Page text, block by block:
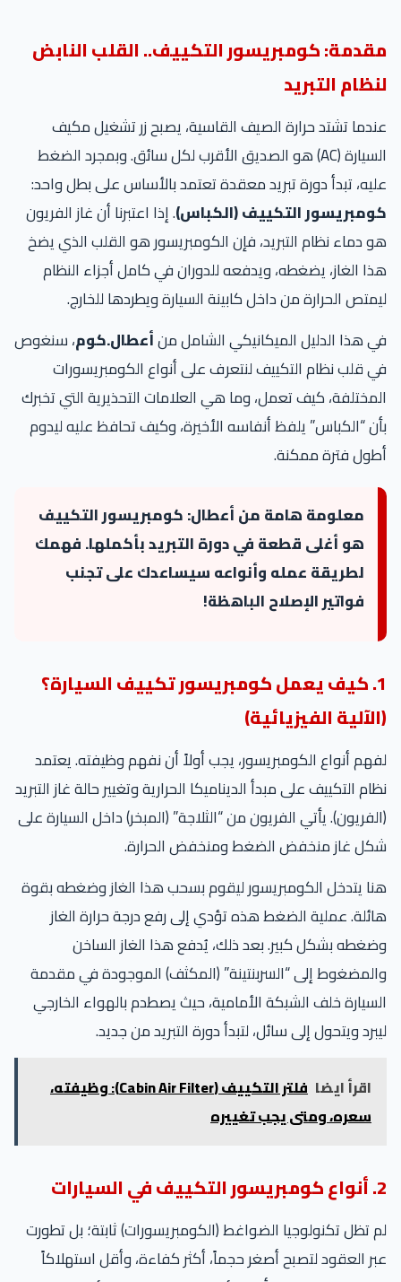
مقدمة: كومبريسور التكييف.. القلب النابض
لنظام التبريد
عندما تشتد حرارة الصيف القاسية، يصبح زر تشغيل مكيف
السيارة (AC) هو الصديق الأقرب لكل سائق. وبمجرد الضغط
عليه، تبدأ دورة تبريد معقدة تعتمد بالأساس على بطل واحد:
كومبريسور التكييف (الكباس). إذا اعتبرنا أن غاز الفريون
هو دماء نظام التبريد، فإن الكومبريسور هو القلب الذي يضخ
هذا الغاز، يضغطه، ويدفعه للدوران في كامل أجزاء النظام
ليمتص الحرارة من داخل كابينة السيارة ويطردها للخارج.
في هذا الدليل الميكانيكي الشامل منأعطال.كوم، سنغوص
في قلب نظام التكييف لنتعرف على أنواع الكومبريسورات
المختلفة، كيف تعمل، وما هي العلامات التحذيرية التي تخبرك
بأن “الكباس” يلفظ أنفاسه الأخيرة، وكيف تحافظ عليه ليدوم
أطول فترة ممكنة.
معلومة هامة من أعطال: كومبريسور التكييف
هو أغلى قطعة في دورة التبريد بأكملها. فهمك
لطريقة عمله وأنواعه سيساعدك على تجنب
فواتير الإصلاح الباهظة!
1. كيف يعمل كومبريسور تكييف السيارة؟
(الآلية الفيزيائية)
لفهم أنواع الكومبريسور، يجب أولاً أن نفهم وظيفته. يعتمد
نظام التكييف على مبدأ الديناميكا الحرارية وتغيير حالة غاز التبريد
(الفريون). يأتي الفريون من “الثلاجة” (المبخر) داخل السيارة على
شكل غاز منخفض الضغط ومنخفض الحرارة.
هنا يتدخل الكومبريسور ليقوم بسحب هذا الغاز وضغطه بقوة
هائلة. عملية الضغط هذه تؤدي إلى رفع درجة حرارة الغاز
وضغطه بشكل كبير. بعد ذلك، يُدفع هذا الغاز الساخن
والمضغوط إلى “السربنتينة” (المكثف) الموجودة في مقدمة
السيارة خلف الشبكة الأمامية، حيث يصطدم بالهواء الخارجي
ليبرد ويتحول إلى سائل، لتبدأ دورة التبريد من جديد.
اقرأ ايضا
فلتر التكييف (Cabin Air Filter): وظيفته،
سعره، ومتى يجب تغييره
2. أنواع كومبريسور التكييف في السيارات
لم تظل تكنولوجيا الضواغط (الكومبريسورات) ثابتة؛ بل تطورت
عبر العقود لتصبح أصغر حجماً، أكثر كفاءة، وأقل استهلاكاً